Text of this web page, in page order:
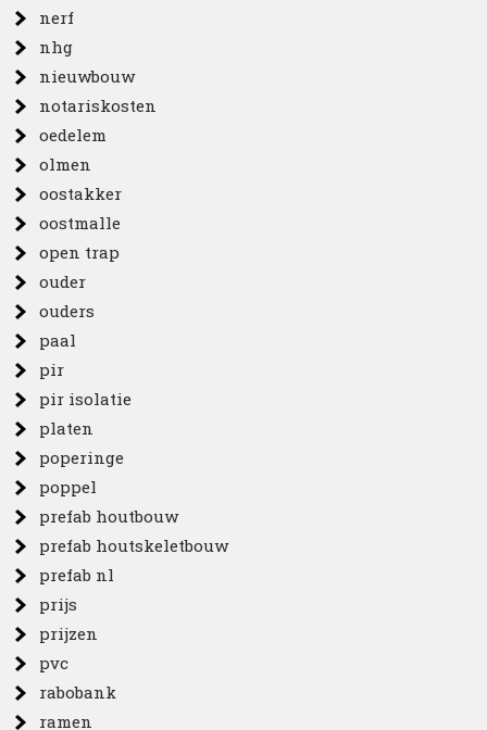
nerf
nhg
nieuwbouw
notariskosten
oedelem
olmen
oostakker
oostmalle
open trap
ouder
ouders
paal
pir
pir isolatie
platen
poperinge
poppel
prefab houtbouw
prefab houtskeletbouw
prefab nl
prijs
prijzen
pvc
rabobank
ramen